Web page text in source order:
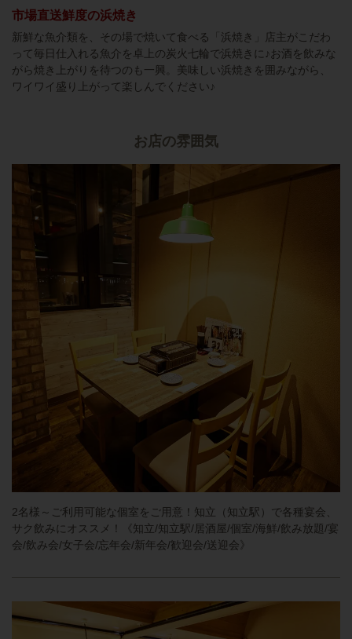
市場直送鮮度の浜焼き
新鮮な魚介類を、その場で焼いて食べる「浜焼き」店主がこだわ
って毎日仕入れる魚介を卓上の炭火七輪で浜焼きに♪お酒を飲みな
がら焼き上がりを待つのも一興。美味しい浜焼きを囲みながら、
ワイワイ盛り上がって楽しんでください♪
お店の雰囲気
2名様～ご利用可能な個室をご用意！知立（知立駅）で各種宴会、
サク飲みにオススメ！《知立/知立駅/居酒屋/個室/海鮮/飲み放題/宴
会/飲み会/女子会/忘年会/新年会/歓迎会/送迎会》